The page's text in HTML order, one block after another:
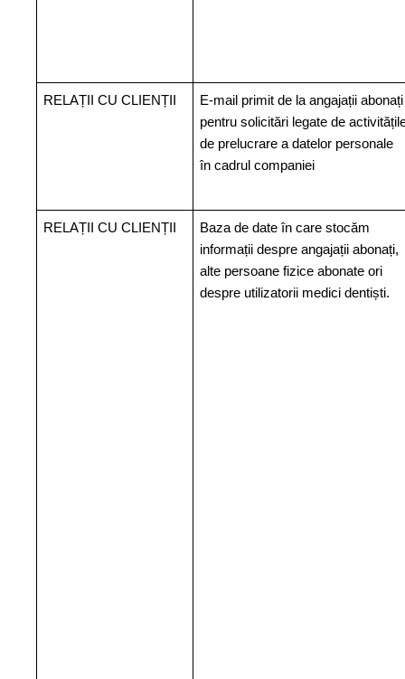
RELAȚII CU CLIENȚII
E-mail primit de la angajații abonați
pentru solicitări legate de
de prelucrare a datelor personale
în cadrul companiei
RELAȚII CU CLIENȚII
Baza de date în care stocăm
informații despre angajații abonați,
alte persoane fizice abonate ori
despre utilizatorii medici dentiști.